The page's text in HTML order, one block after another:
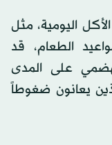
اليومية، مثل
الطعام، قد
على المدى
يعانون ضغوطاً